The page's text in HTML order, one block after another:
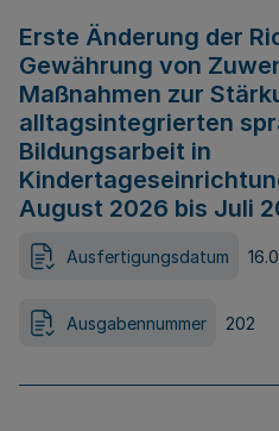
Erste Änderung der
Gewährung von
Maßnahmen zur
alltagsintegrierten
Bildungsarbeit in
August 2026 bis Juli
Ausfertigungsdatum
Ausgabennummer 202